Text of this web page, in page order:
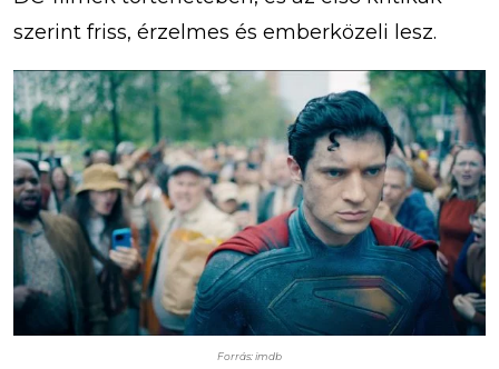
szerint friss, érzelmes és emberközeli lesz.
Forrás: imdb